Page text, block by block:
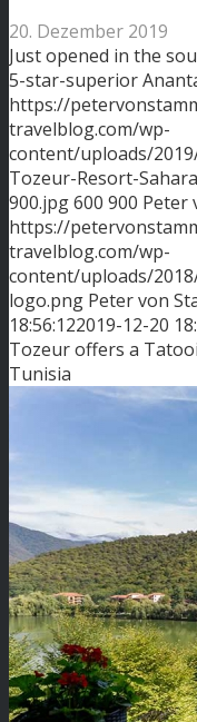
20. Dezember 2019
Just opened in the
5-star-superior
https://
travelblog.com/wp-
content/uploads/
Tozeur-Resort-
900.jpg600 900 Peter
https://
travelblog.com/wp-
content/uploads/
logo.png Peter von
18:56:122019-12-20
Tozeur offers a
Tunisia